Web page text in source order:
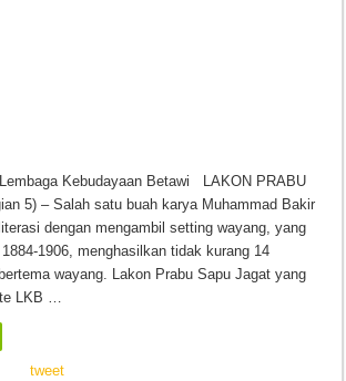
Kebudayaan Betawi LAKON PRABU
5) – Salah satu buah karya Muhammad Bakir
dengan mengambil setting wayang, yang
1906, menghasilkan tidak kurang 14
wayang. Lakon Prabu Sapu Jagat yang
LKB …
tweet